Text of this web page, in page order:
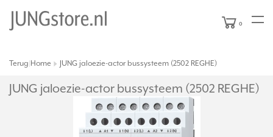
0
Terug Home JUNG jaloezie-actor bussysteem (2502 REGHE)
JUNG jaloezie-actor bussysteem (2502 REGHE)